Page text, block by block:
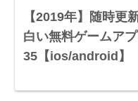
【2019年】随時更
白い無料ゲームア
35【ios/android】